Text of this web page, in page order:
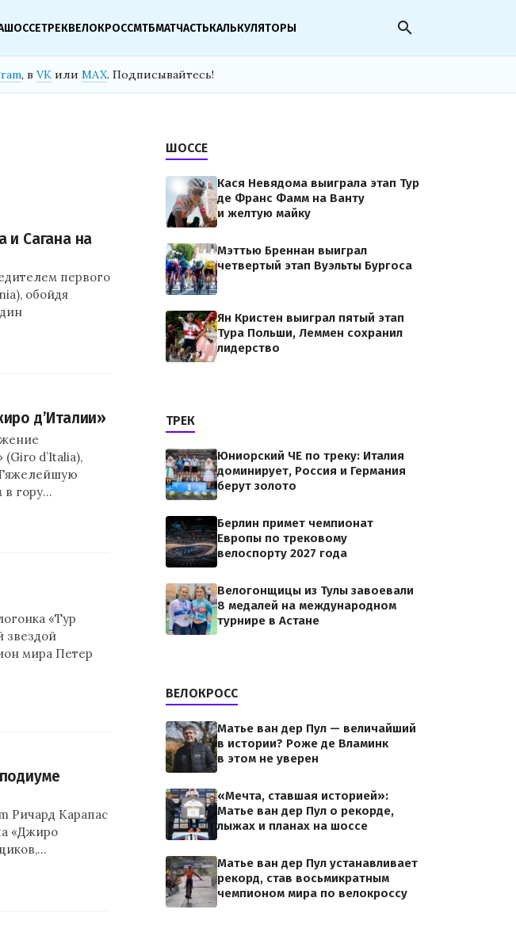
ШОССЕТРЕКВЕЛОКРОССМТБМАТЧАСТЬКАЛЬКУЛЯТОРЫ search
, в VK или MAX. Подписывайтесь!
и Сагана на
первого
обойдя
д’Италии»
d’Italia),
в гору…
«Тур
звездой
мира Петер
Ричард Карапас
«Джиро
ШОССЕ
Кася Невядома выиграла этап Тур
де Франс Фамм на Ванту
и желтую майку
Мэттью Бреннан выиграл
четвертый этап Вуэльты Бургоса
Ян Кристен выиграл пятый этап
Тура Польши, Леммен сохранил
лидерство
ТРЕК
Юниорский ЧЕ по треку: Италия
доминирует, Россия и Германия
берут золото
Берлин примет чемпионат
Европы по трековому
велоспорту 2027 года
Велогонщицы из Тулы завоевали
8 медалей на международном
турнире в Астане
ВЕЛОКРОСС
Матье ван дер Пул — величайший
в истории? Роже де Вламинк
в этом не уверен
«Мечта, ставшая историей»:
Матье ван дер Пул о рекорде,
лыжах и планах на шоссе
Матье ван дер Пул устанавливает
рекорд, став восьмикратным
чемпионом мира по велокроссу